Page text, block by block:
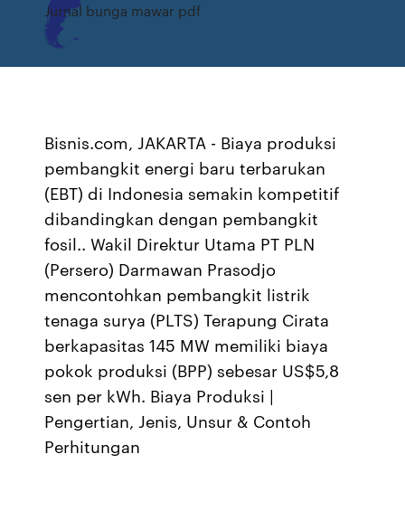
Jurnal bunga mawar pdf
Bisnis.com, JAKARTA - Biaya produksi
pembangkit energi baru terbarukan
(EBT) di Indonesia semakin kompetitif
dibandingkan dengan pembangkit
fosil.. Wakil Direktur Utama PT PLN
(Persero) Darmawan Prasodjo
mencontohkan pembangkit listrik
tenaga surya (PLTS) Terapung Cirata
berkapasitas 145 MW memiliki biaya
pokok produksi (BPP) sebesar US$5,8
sen per kWh. Biaya Produksi |
Pengertian, Jenis, Unsur & Contoh
Perhitungan